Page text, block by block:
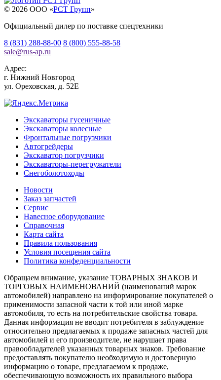
© 2026 OOO «РСТ Групп»
Официальный дилер по поставке спецтехники
8 (831) 288-88-00 8 (800) 555-88-58
sale@rus-ap.ru
Адрес:
г. Нижний Новгород
ул. Ореховская, д. 52Е
Экскаваторы гусеничные
Экскаваторы колесные
Фронтальные погрузчики
Автогрейдеры
Экскаватор погрузчики
Экскаваторы-перегружатели
Снегоболотоходы
Новости
Заказ запчастей
Сервис
Навесное оборудование
Справочная
Карта сайта
Правила пользования
Условия посещения сайта
Политика конфеденциальности
Обращаем внимание, указание ТОВАРНЫХ ЗНАКОВ И
ТОРГОВЫХ НАИМЕНОВАНИЙ (наименований марок
автомобилей) направлено на информирование покупателей о
применимости запасной части к той или иной марке
автомобиля, то есть на потребительские свойства товара.
Данная информация не вводит потребителя в заблуждение
относительно предлагаемых к продаже запасных частей для
автомобилей и его производителе, не нарушает права
правообладателей указанных товарных знаков. Требование
предоставлять покупателю необходимую и достоверную
информацию о товаре, предлагаемом к продаже,
обеспечивающую возможность их правильного выбора